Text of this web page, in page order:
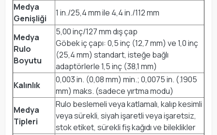
Medya
Genişliği
1 in./25,4 mm ile 4,4 in./112 mm
Medya
Rulo
Boyutu
5,00 inç/127 mm dış çap
Göbek iç çapı: 0,5 inç (12,7 mm) ve 1,0 inç
(25,4 mm) standart, isteğe bağlı
adaptörlerle 1,5 inç (38,1 mm)
Kalınlık
0,003 in. (0,08 mm) min.; 0,0075 in. (.1905
mm) maks. (sadece yırtma modu)
Medya
Tipleri
Rulo beslemeli veya katlamalı, kalıp kesimli
veya sürekli, siyah işaretli veya işaretsiz,
stok etiket, sürekli fiş kağıdı ve bileklikler